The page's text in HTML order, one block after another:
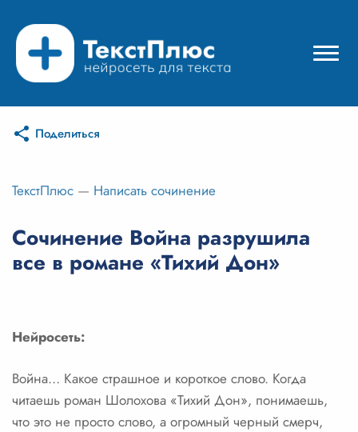
Режимы нейросети
Цены
Вход
Вход с Telegram
Поделиться
ТекстПлюс — Написать сочинение
Сочинение Война разрушила
все в романе «Тихий Дон»
Нейросеть:
Война… Какое страшное и короткое слово. Когда
читаешь роман Шолохова «Тихий Дон», понимаешь,
что это не просто слово, а огромный черный смерч,